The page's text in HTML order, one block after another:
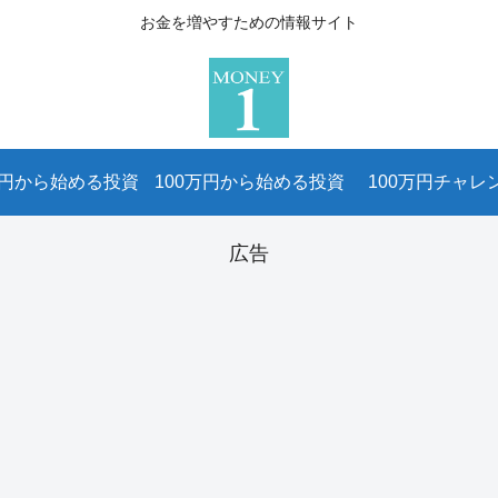
お金を増やすための情報サイト
から始める投資 100万円から始める投資 100万円チャレ
広告